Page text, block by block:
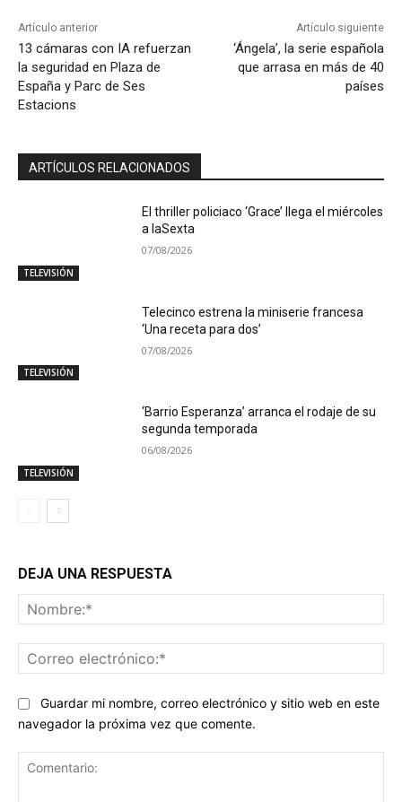
Artículo anterior
13 cámaras con IA refuerzan
la seguridad en Plaza de
España y Parc de Ses
Estacions
Artículo siguiente
‘Ángela’, la serie española
que arrasa en más de 40
países
ARTÍCULOS RELACIONADOS
TELEVISIÓN
El thriller policiaco ‘Grace’ llega el miércoles
a laSexta
07/08/2026
TELEVISIÓN
Telecinco estrena la miniserie francesa
‘Una receta para dos’
07/08/2026
TELEVISIÓN
‘Barrio Esperanza’ arranca el rodaje de su
segunda temporada
06/08/2026
DEJA UNA RESPUESTA
Guardar mi nombre, correo electrónico y sitio web en este
navegador la próxima vez que comente.